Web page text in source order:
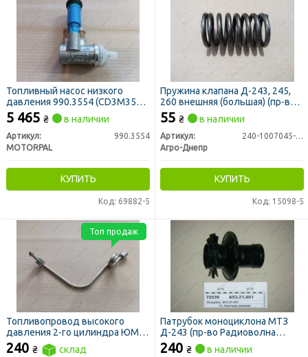
Топливный насос низкого
давления 990.3554 (CD3M3554)
Д-260, Д-245 (MOTORPAL)
5 465 ₴ в наличии
Артикул:
990.3554
MOTORPAL
КУПИТЬ
Код: 69882-5
Пружина клапана Д-243, 245,
260 внешняя (большая) (пр-во
Агро-Днепр)
55 ₴ в наличии
Артикул:
240-1007045-А1
Агро-Днепр
КУПИТЬ
Код: 15098-5
Топливопровод высокого
давления 2-го цилиндра ЮМЗ
Д-65 (пр-во Украина)
240 ₴ склад
Топ продаж
Патрубок моноциклона МТЗ
Д-243 (пр-во Радиоволна
ГРУПП)
240 ₴ в наличии